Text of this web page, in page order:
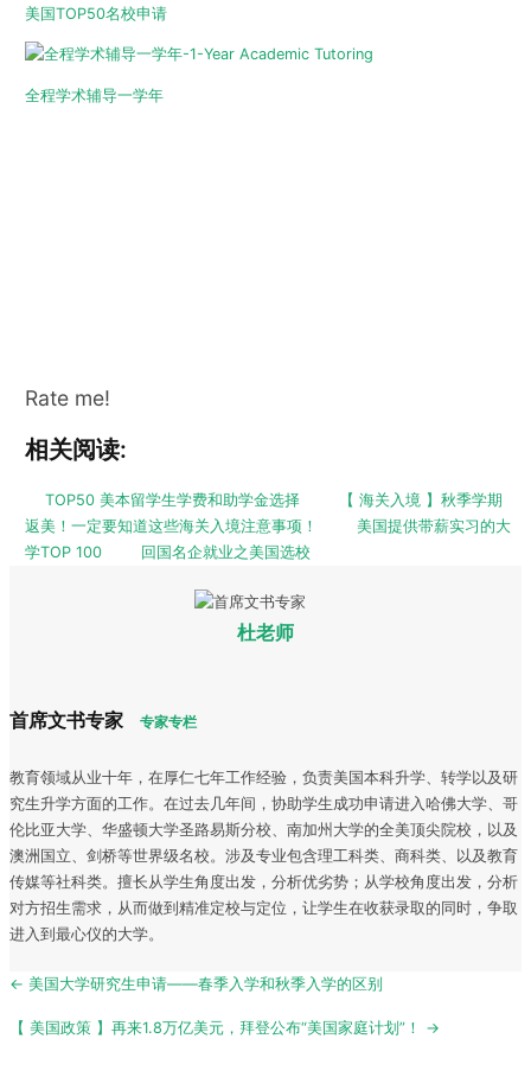
美国TOP50名校申请
全程学术辅导一学年
Rate me!
相关阅读:
TOP50 美本留学生学费和助学金选择
【 海关入境 】秋季学期
返美！一定要知道这些海关入境注意事项！
美国提供带薪实习的大
学TOP 100
回国名企就业之美国选校
杜老师
首席文书专家 专家专栏
教育领域从业十年，在厚仁七年工作经验，负责美国本科升学、转学以及研
究生升学方面的工作。在过去几年间，协助学生成功申请进入哈佛大学、哥
伦比亚大学、华盛顿大学圣路易斯分校、南加州大学的全美顶尖院校，以及
澳洲国立、剑桥等世界级名校。涉及专业包含理工科类、商科类、以及教育
传媒等社科类。擅长从学生角度出发，分析优劣势；从学校角度出发，分析
对方招生需求，从而做到精准定校与定位，让学生在收获录取的同时，争取
进入到最心仪的大学。
Post
← 美国大学研究生申请——春季入学和秋季入学的区别
【 美国政策 】再来1.8万亿美元，拜登公布“美国家庭计划”！ →